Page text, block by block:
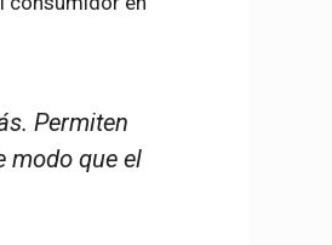
Permiten
modo que el